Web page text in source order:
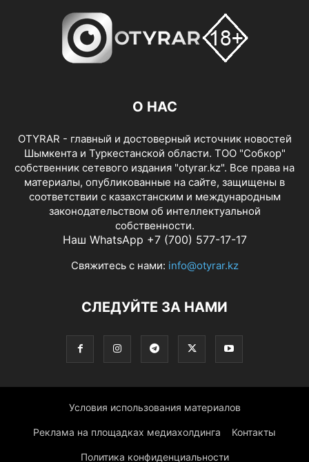
О НАС
OTYRAR - главный и достоверный источник новостей
Шымкента и Туркестанской области. ТОО "Собкор"
собственник сетевого издания "otyrar.kz". Все права на
материалы, опубликованные на сайте, защищены в
соответствии с казахстанским и международным
законодательством об интеллектуальной
собственности.
Наш WhatsApp +7 (700) 577-17-17
Свяжитесь с нами: info@otyrar.kz
СЛЕДУЙТЕ ЗА НАМИ
Условия использования материалов
Реклама на площадках медиахолдинга Контакты
Политика конфиденциальности